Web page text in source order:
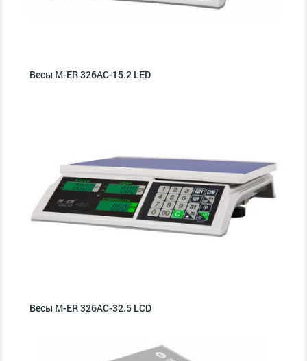
Весы M-ER 326AC-15.2 LED
Весы M-ER 326AC-32.5 LCD